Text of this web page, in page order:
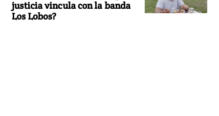
justicia vincula con la banda
Los Lobos?